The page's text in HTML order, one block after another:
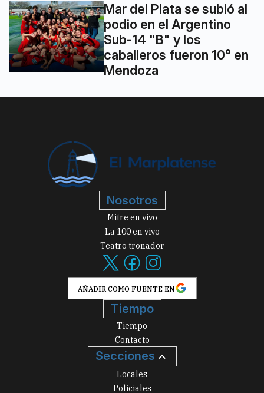
Mar del Plata se subió al
podio en el Argentino
Sub-14 "B" y los
caballeros fueron 10° en
Mendoza
Nosotros
Mitre en vivo
La 100 en vivo
Teatro tronador
AÑADIR COMO FUENTE EN
Tiempo
Tiempo
Contacto
Secciones
Locales
Policiales